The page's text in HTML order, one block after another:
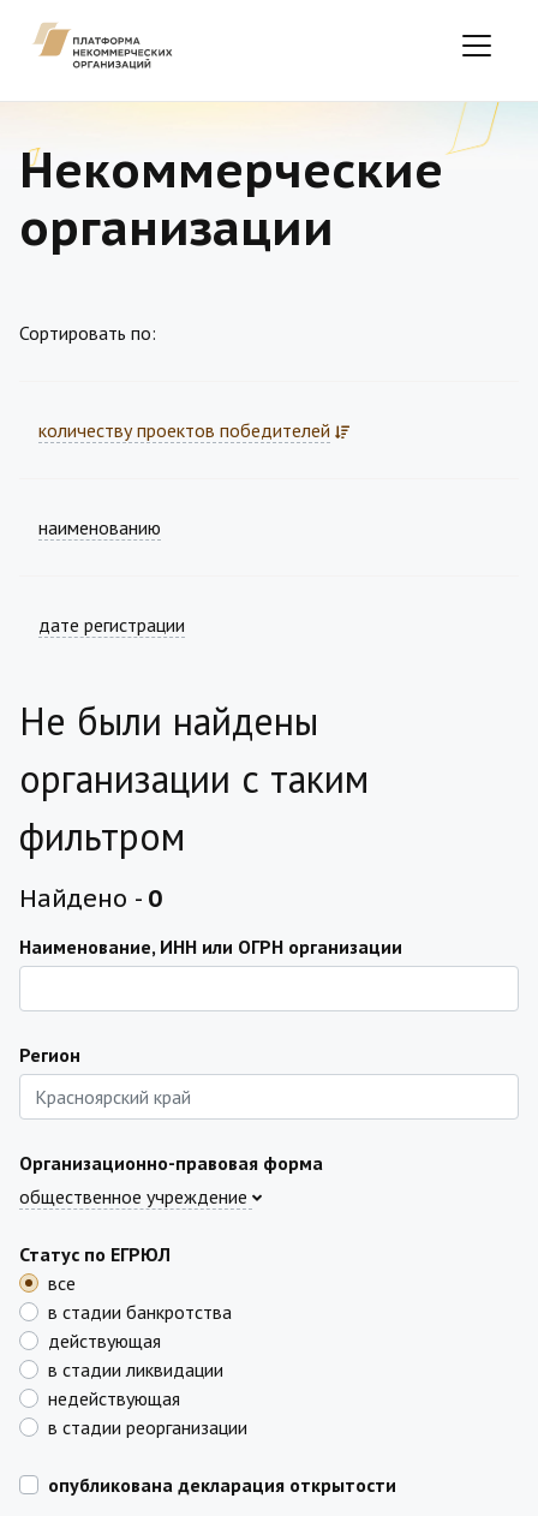
Некоммерческие
организации
Сортировать по:
количеству проектов победителей
наименованию
дате регистрации
Не были найдены
организации с таким
фильтром
Найдено - 0
Наименование, ИНН или ОГРН организации
Регион
Организационно-правовая форма
общественное учреждение
Статус по ЕГРЮЛ
все
в стадии банкротства
действующая
в стадии ликвидации
недействующая
в стадии реорганизации
опубликована декларация открытости